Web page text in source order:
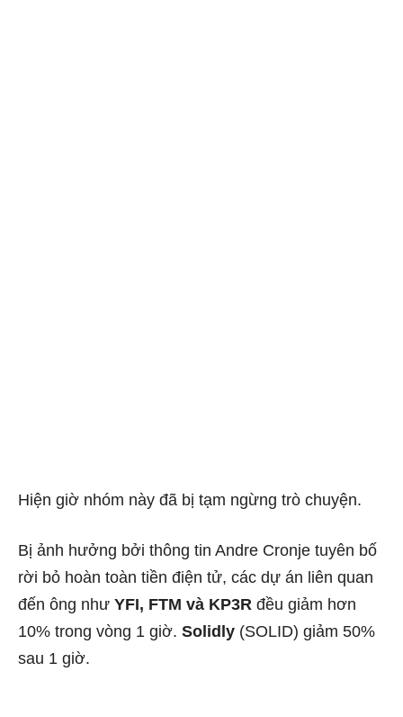
Hiện giờ nhóm này đã bị tạm ngừng trò chuyện.
Bị ảnh hưởng bởi thông tin Andre Cronje tuyên bố
rời bỏ hoàn toàn tiền điện tử, các dự án liên quan
đến ông như YFI, FTM và KP3R đều giảm hơn
10% trong vòng 1 giờ. Solidly (SOLID) giảm 50%
sau 1 giờ.